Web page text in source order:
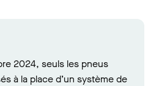
2024, seuls les pneus
à la place d’un système de